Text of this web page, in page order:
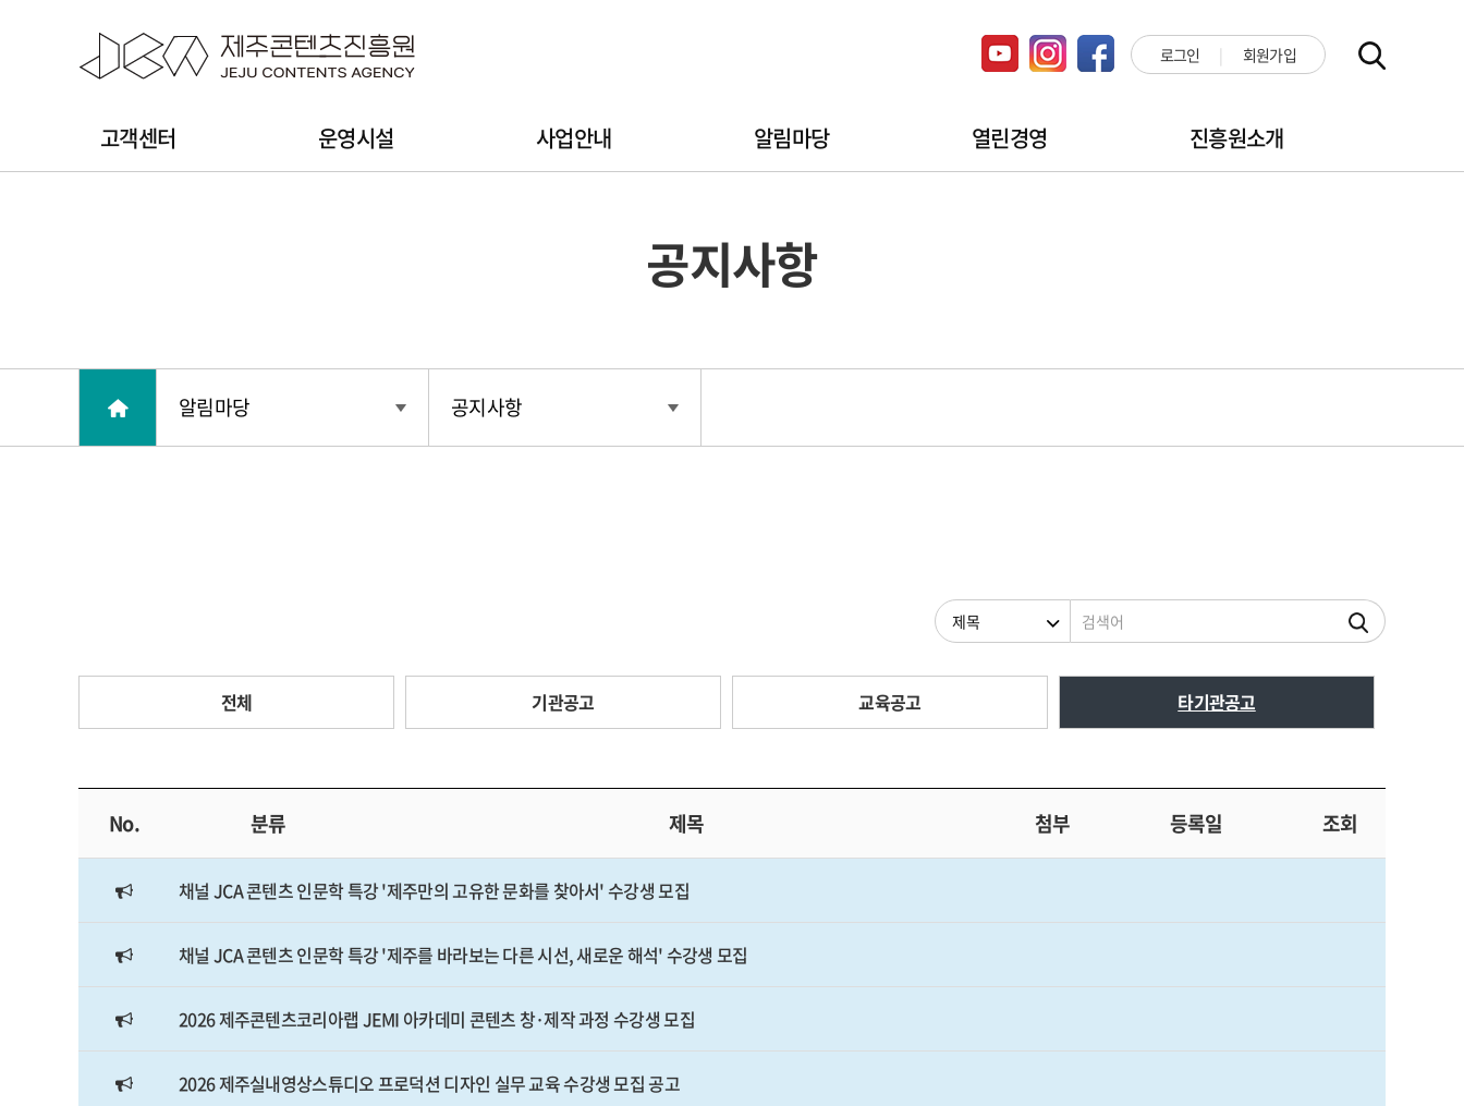
로그인 회원가입
고객센터 운영시설 사업안내 알림마당 열린경영 진흥원소개
공지사항
알림마당 공지사항
검색조건 검색어
전체 기관공고 교육공고 타기관공고
No. 분류 제목 첨부 등록일 조회
채널 JCA 콘텐츠 인문학 특강 '제주만의 고유한 문화를 찾아서' 수강생 모집
채널 JCA 콘텐츠 인문학 특강 '제주를 바라보는 다른 시선, 새로운 해석' 수강생 모집
2026 제주콘텐츠코리아랩 JEMI 아카데미 콘텐츠 창·제작 과정 수강생 모집
2026 제주실내영상스튜디오 프로덕션 디자인 실무 교육 수강생 모집 공고